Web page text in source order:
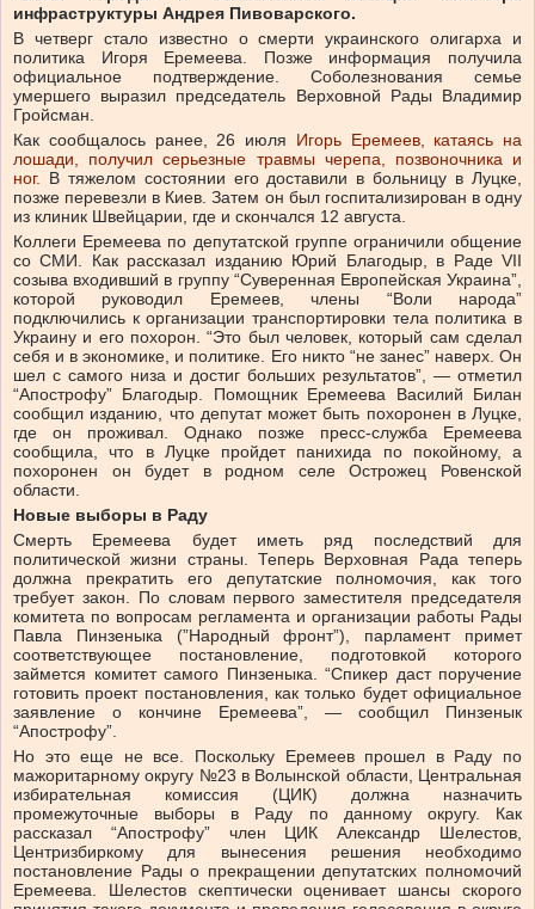
инфраструктуры Андрея Пивоварского.
В четверг стало известно о смерти украинского олигарха и
политика Игоря Еремеева. Позже информация получила
официальное подтверждение. Соболезнования семье
умершего выразил председатель Верховной Рады Владимир
Гройсман.
Как сообщалось ранее, 26 июля Игорь Еремеев, катаясь на
лошади, получил серьезные травмы черепа, позвоночника и
ног. В тяжелом состоянии его доставили в больницу в Луцке,
позже перевезли в Киев. Затем он был госпитализирован в одну
из клиник Швейцарии, где и скончался 12 августа.
Коллеги Еремеева по депутатской группе ограничили общение
со СМИ. Как рассказал изданию Юрий Благодыр, в Раде VII
созыва входивший в группу “Суверенная Европейская Украина”,
которой руководил Еремеев, члены “Воли народа”
подключились к организации транспортировки тела политика в
Украину и его похорон. “Это был человек, который сам сделал
себя и в экономике, и политике. Его никто “не занес” наверх. Он
шел с самого низа и достиг больших результатов”, — отметил
“Апострофу” Благодыр. Помощник Еремеева Василий Билан
сообщил изданию, что депутат может быть похоронен в Луцке,
где он проживал. Однако позже пресс-служба Еремеева
сообщила, что в Луцке пройдет панихида по покойному, а
похоронен он будет в родном селе Острожец Ровенской
области.
Новые выборы в Раду
Смерть Еремеева будет иметь ряд последствий для
политической жизни страны. Теперь Верховная Рада теперь
должна прекратить его депутатские полномочия, как того
требует закон. По словам первого заместителя председателя
комитета по вопросам регламента и организации работы Рады
Павла Пинзеныка (”Народный фронт”), парламент примет
соответствующее постановление, подготовкой которого
займется комитет самого Пинзеныка. “Спикер даст поручение
готовить проект постановления, как только будет официальное
заявление о кончине Еремеева”, — сообщил Пинзенык
“Апострофу”.
Но это еще не все. Поскольку Еремеев прошел в Раду по
мажоритарному округу №23 в Волынской области, Центральная
избирательная комиссия (ЦИК) должна назначить
промежуточные выборы в Раду по данному округу. Как
рассказал “Апострофу” член ЦИК Александр Шелестов,
Центризбиркому для вынесения решения необходимо
постановление Рады о прекращении депутатских полномочий
Еремеева. Шелестов скептически оценивает шансы скорого